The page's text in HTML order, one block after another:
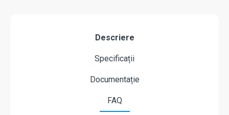
Descriere
Specificații
Documentație
FAQ